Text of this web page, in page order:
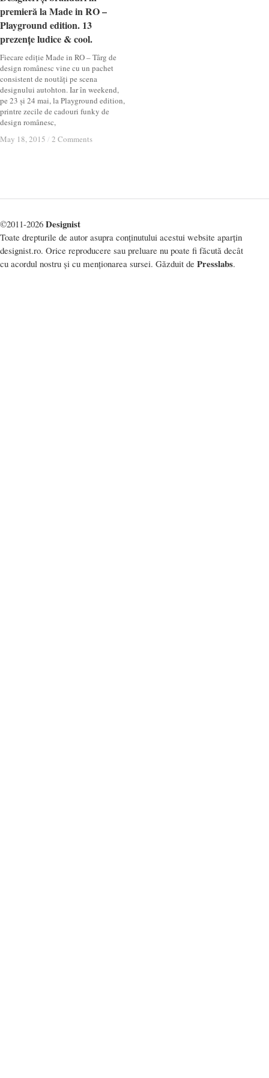
premieră la Made in RO –
Playground edition. 13
prezențe ludice & cool.
Fiecare ediție Made in RO – Târg de
design românesc vine cu un pachet
consistent de noutăți pe scena
designului autohton. Iar în weekend,
pe 23 și 24 mai, la Playground edition,
printre zecile de cadouri funky de
design românesc,
May 18, 2015 / 2 Comments
premieră la Made in RO –
Playground edition. 13
prezențe ludice & cool.
May 18, 2015 / 2 Comments
©2011-2026 Designist
Toate drepturile de autor asupra conținutului acestui website aparțin
designist.ro. Orice reproducere sau preluare nu poate fi făcută decât
cu acordul nostru și cu menționarea sursei. Găzduit de Presslabs.